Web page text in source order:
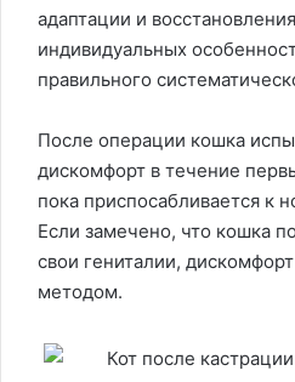
адаптации и
индивидуальных
правильного
После операции кошка
дискомфорт в течение
пока приспосабливается к
Если замечено, что кошка
свои гениталии,
методом.